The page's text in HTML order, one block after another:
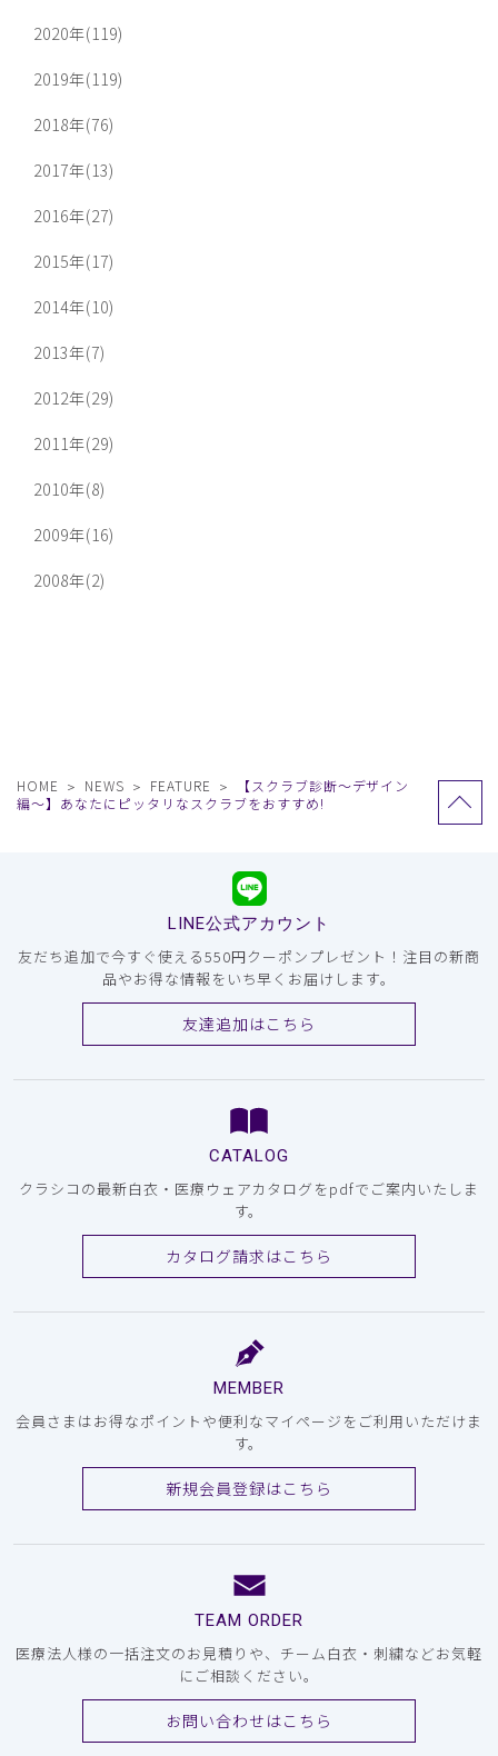
2020年(119)
2019年(119)
2018年(76)
2017年(13)
2016年(27)
2015年(17)
2014年(10)
2013年(7)
2012年(29)
2011年(29)
2010年(8)
2009年(16)
2008年(2)
HOME NEWS FEATURE
【スクラブ診断〜デザイン
編〜】あなたにピッタリなスクラブをおすすめ!
LINE公式アカウント
友だち追加で今すぐ使える550円クーポンプレゼント！注目の新商
品やお得な情報をいち早くお届けします。
友達追加はこちら
CATALOG
クラシコの最新白衣・医療ウェアカタログをpdfでご案内いたしま
す。
カタログ請求はこちら
MEMBER
会員さまはお得なポイントや便利なマイページをご利用いただけま
す。
新規会員登録はこちら
TEAM ORDER
医療法人様の一括注文のお見積りや、チーム白衣・刺繍などお気軽
にご相談ください。
お問い合わせはこちら